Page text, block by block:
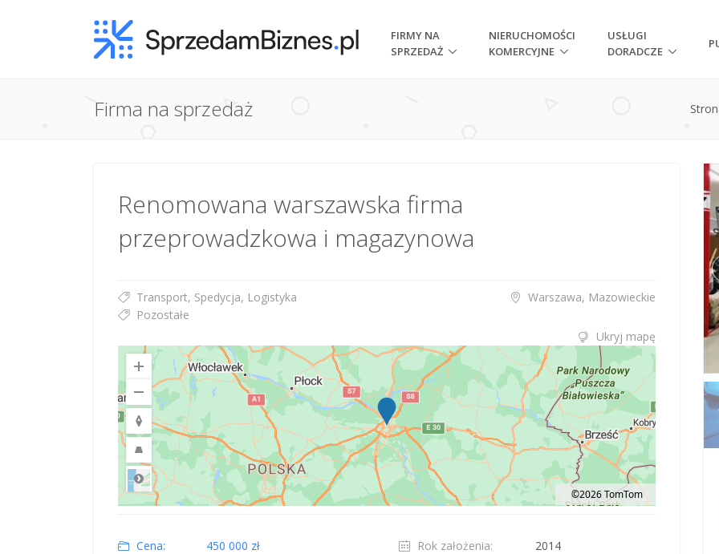
FIRMY NA
SPRZEDAŻ
NIERUCHOMOŚCI
KOMERCYJNE
USŁUGI
DORADCZE
Firma na sprzedaż
Renomowana warszawska firma
przeprowadzkowa i magazynowa
Transport, Spedycja, Logistyka
Pozostałe
Warszawa, Mazowieckie
Ukryj mapę
Map shortcuts: Zoom out: hyphen. Zoom in: plus. Pan right 100 pixels: right arrow. Pan left 100 pixels: left arrow. Pan up 100 pixels: up
Road
©2026 TomTom
Cena:
450 000 zł
Rok założenia:
2014